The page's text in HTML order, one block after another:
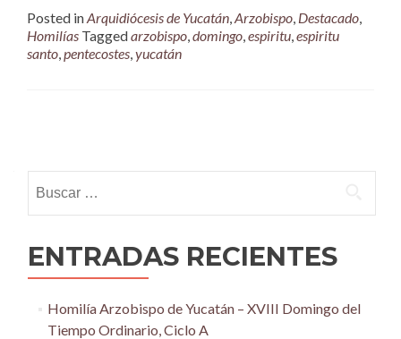
Posted inArquidiócesis de Yucatán,Arzobispo, Destacado,
Homilías Taggedarzobispo,domingo,espiritu,espiritu
santo,pentecostes,yucatán
navigation
ENTRADAS RECIENTES
Homilía Arzobispo de Yucatán – XVIII Domingo del
Tiempo Ordinario, Ciclo A